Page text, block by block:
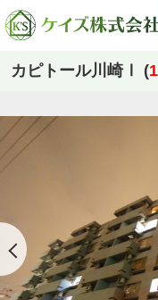
カピトール川崎Ⅰ (1